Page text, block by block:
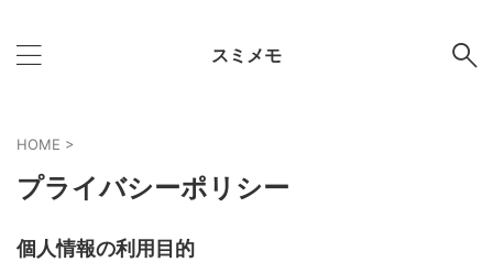
スミメモ
HOME >
プライバシーポリシー
個人情報の利用目的